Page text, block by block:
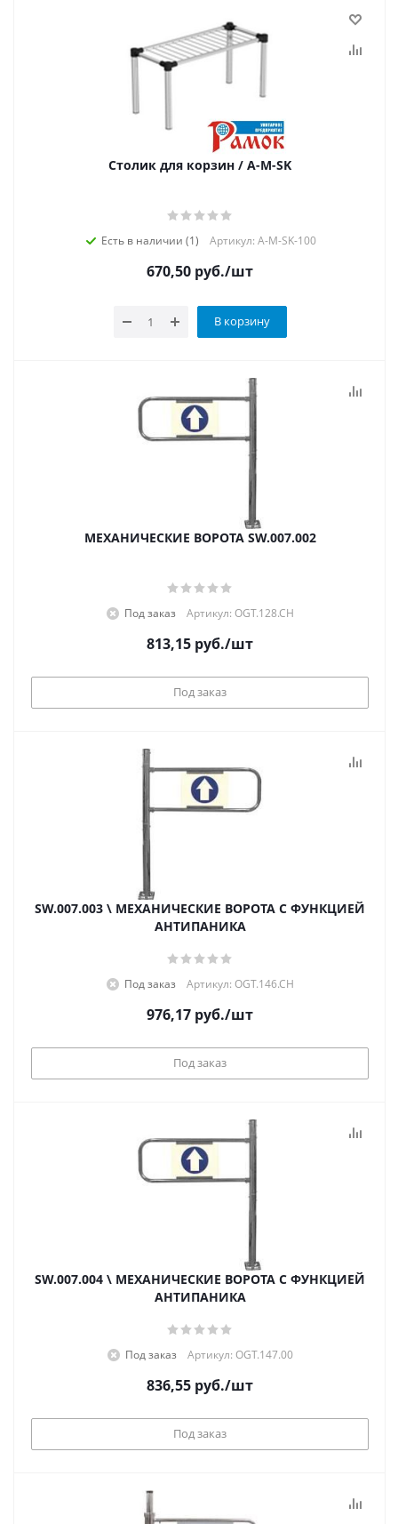
Столик для корзин / A-M-SK
Есть в наличии (1) Артикул: А-М-SK-100
670,50 руб./шт
В корзину
МЕХАНИЧЕСКИЕ ВОРОТА SW.007.002
Под заказ Артикул: OGT.128.CH
813,15 руб./шт
Под заказ
SW.007.003 \ МЕХАНИЧЕСКИЕ ВОРОТА С ФУНКЦИЕЙ
АНТИПАНИКА
Под заказ Артикул: OGT.146.CH
976,17 руб./шт
Под заказ
SW.007.004 \ МЕХАНИЧЕСКИЕ ВОРОТА С ФУНКЦИЕЙ
АНТИПАНИКА
Под заказ Артикул: OGT.147.00
836,55 руб./шт
Под заказ